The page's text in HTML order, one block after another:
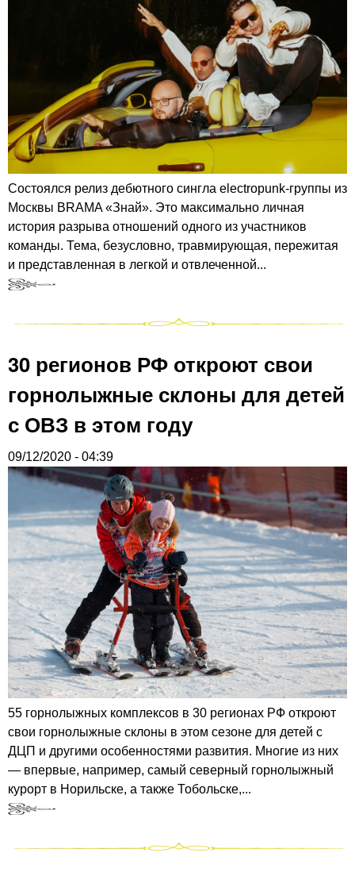
Состоялся релиз дебютного сингла electropunk-группы из
Москвы BRAMA «Знай». Это максимально личная
история разрыва отношений одного из участников
команды. Тема, безусловно, травмирующая, пережитая
и представленная в легкой и отвлеченной...
30 регионов РФ откроют свои
горнолыжные склоны для детей
с ОВЗ в этом году
09/12/2020 - 04:39
55 горнолыжных комплексов в 30 регионах РФ откроют
свои горнолыжные склоны в этом сезоне для детей с
ДЦП и другими особенностями развития. Многие из них
— впервые, например, самый северный горнолыжный
курорт в Норильске, а также Тобольске,...